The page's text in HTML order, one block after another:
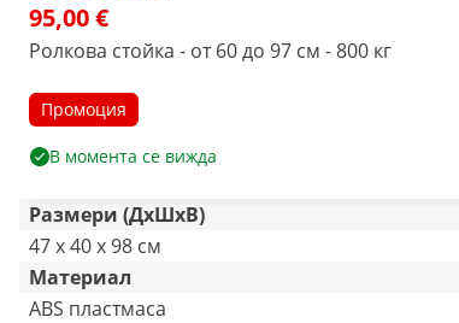
95,00 €
Ролкова стойка - от 60 до 97 см - 800 кг
Промоция
В момента се вижда
Размери (ДxШxВ)
47 x 40 x 98 см
Материал
ABS пластмаса